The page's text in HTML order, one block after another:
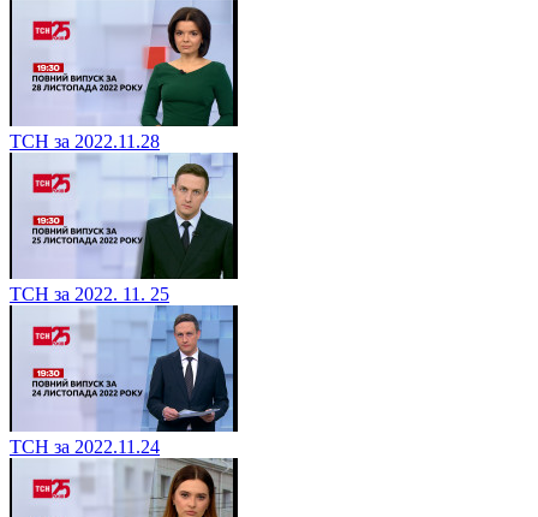
ТСН за 2022.11.28
ТСН за 2022. 11. 25
ТСН за 2022.11.24